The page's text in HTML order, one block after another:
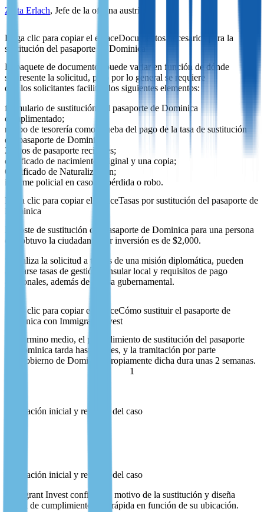
Zlata Erlach, Jefe de la oficina austriaca
Documentos necesarios para la
sustitución del pasaporte de Dominica
El paquete de documentos puede variar en función de dónde
se presente la solicitud, pero por lo general se requiere
que los solicitantes faciliten los siguientes elementos:
formulario de sustitución del pasaporte de Dominica
cumplimentado;
recibo de tesorería como prueba del pago de la tasa de sustitución
del pasaporte de Dominica;
2 fotos de pasaporte recientes;
certificado de nacimiento original y una copia;
Certificado de Naturalización;
informe policial en caso de pérdida o robo.
Tasas por sustitución del pasaporte de
Dominica
El coste de sustitución del pasaporte de Dominica para una persona
que obtuvo la ciudadanía por inversión es de $2,000.
Si realiza la solicitud a través de una misión diplomática, pueden
aplicarse tasas de gestión consular local y requisitos de pago
adicionales, además de la tasa gubernamental.
Cómo sustituir el pasaporte de
Dominica con Immigrant Invest
Por término medio, el procedimiento de sustitución del pasaporte
de Dominica tarda hasta 1 mes, y la tramitación por parte
del Gobierno de Dominica propiamente dicha dura unas 2 semanas.
1
Evaluación inicial y revisión del caso
Evaluación inicial y revisión del caso
Immigrant Invest confirma el motivo de la sustitución y diseña
la ruta de cumplimiento más rápida en función de su ubicación.